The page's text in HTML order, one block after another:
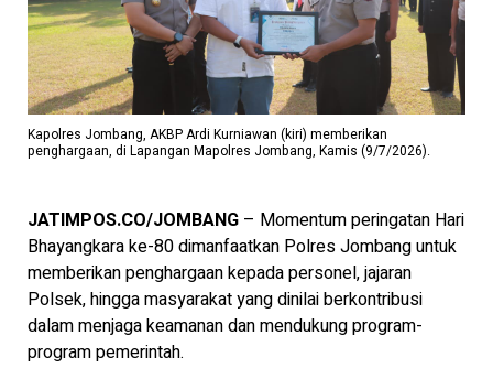
Kapolres Jombang, AKBP Ardi Kurniawan (kiri) memberikan
penghargaan, di Lapangan Mapolres Jombang, Kamis (9/7/2026).
JATIMPOS.CO/JOMBANG – Momentum peringatan Hari
Bhayangkara ke-80 dimanfaatkan Polres Jombang untuk
memberikan penghargaan kepada personel, jajaran
Polsek, hingga masyarakat yang dinilai berkontribusi
dalam menjaga keamanan dan mendukung program-
program pemerintah.